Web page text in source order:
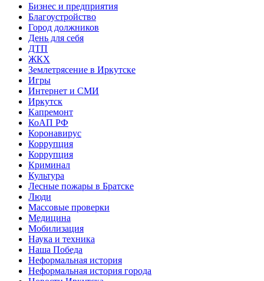
Бизнес и предприятия
Благоустройство
Город должников
День для себя
ДТП
ЖКХ
Землетрясение в Иркутске
Игры
Интернет и СМИ
Иркутск
Капремонт
КоАП РФ
Коронавирус
Коррупция
Коррупция
Криминал
Культура
Лесные пожары в Братске
Люди
Массовые проверки
Медицина
Мобилизация
Наука и техника
Наша Победа
Неформальная история
Неформальная история города